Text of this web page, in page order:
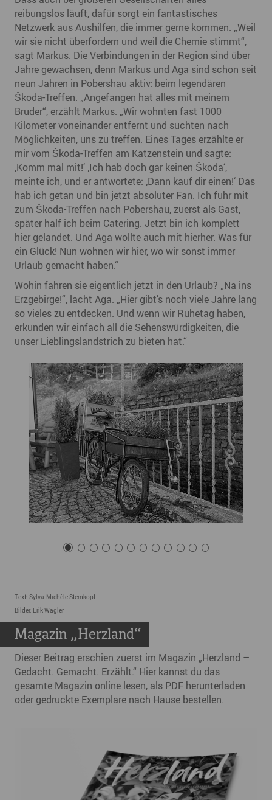
reibungslos läuft, dafür sorgt ein fantastisches
Netzwerk aus Aushilfen, die immer gerne kommen. „Weil
wir sie nicht überfordern und weil die Chemie stimmt“,
sagt Markus. Die Verbindungen in der Region sind über
Jahre gewachsen, denn Markus und Aga sind schon seit
neun Jahren in Pobershau aktiv: beim legendären
Škoda-Treffen. „Angefangen hat alles mit meinem
Bruder“, erzählt Markus. „Wir wohnten fast 1000
Kilometer voneinander entfernt und suchten nach
Möglichkeiten, uns zu treffen. Eines Tages erzählte er
mir vom Škoda-Treffen am Katzenstein und sagte:
‚Komm mal mit!‘ ‚Ich hab doch gar keinen Škoda‘,
meinte ich, und er antwortete: ‚Dann kauf dir einen!‘ Das
hab ich getan und bin jetzt absoluter Fan. Ich fuhr mit
zum Škoda-Treffen nach Pobershau, zuerst als Gast,
später half ich beim Catering. Jetzt bin ich komplett
hier gelandet. Und Aga wollte auch mit hierher. Was für
ein Glück! Nun wohnen wir hier, wo wir sonst immer
Urlaub gemacht haben.“
Wohin fahren sie eigentlich jetzt in den Urlaub? „Na ins
Erzgebirge!“, lacht Aga. „Hier gibt’s noch viele Jahre lang
so vieles zu entdecken. Und wenn wir Ruhetag haben,
erkunden wir einfach all die Sehenswürdigkeiten, die
unser Lieblingslandstrich zu bieten hat.“
Text: Sylva-Michèle Sternkopf
Bilder: Erik Wagler
Magazin „Herzland“
Dieser Beitrag erschien zuerst im Magazin „Herzland –
Gedacht. Gemacht. Erzählt.“ Hier kannst du das
gesamte Magazin online lesen, als PDF herunterladen
oder gedruckte Exemplare nach Hause bestellen.